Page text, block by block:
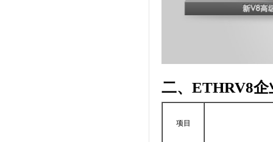
二、ETHRV8企
项目